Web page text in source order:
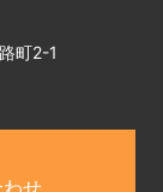
町2-1